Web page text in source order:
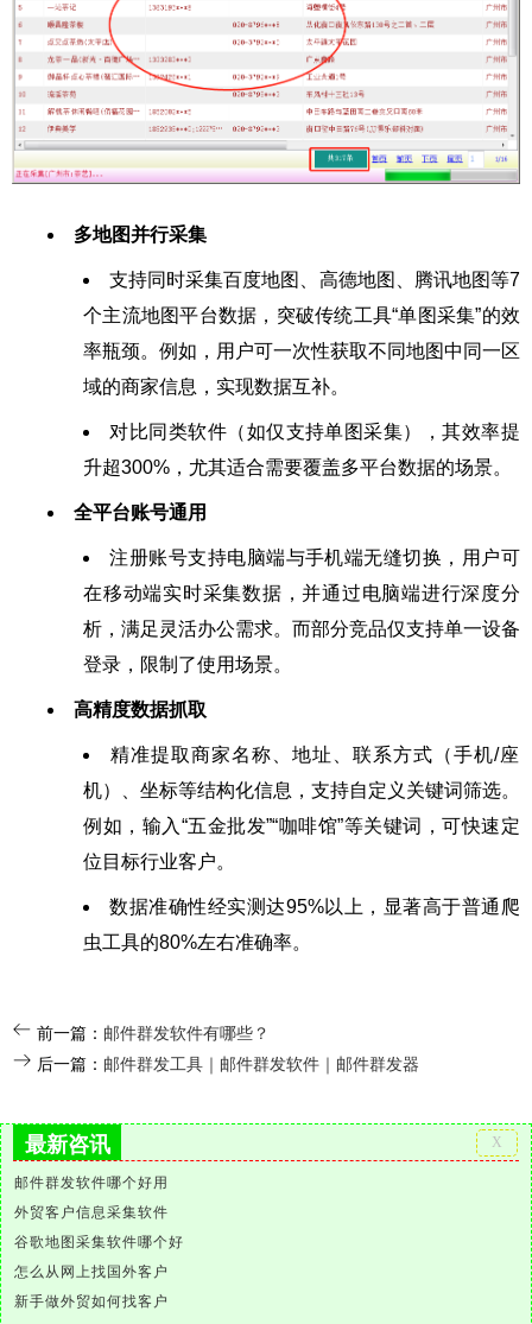
多地图并行采集
支持同时采集百度地图、高德地图、腾讯地图等7
个主流地图平台数据，突破传统工具“单图采集”的效
率瓶颈。例如，用户可一次性获取不同地图中同一区
域的商家信息，实现数据互补。
对比同类软件（如仅支持单图采集），其效率提
升超300%，尤其适合需要覆盖多平台数据的场景。
全平台账号通用
注册账号支持电脑端与手机端无缝切换，用户可
在移动端实时采集数据，并通过电脑端进行深度分
析，满足灵活办公需求。而部分竞品仅支持单一设备
登录，限制了使用场景。
高精度数据抓取
精准提取商家名称、地址、联系方式（手机/座
机）、坐标等结构化信息，支持自定义关键词筛选。
例如，输入“五金批发”“咖啡馆”等关键词，可快速定
位目标行业客户。
数据准确性经实测达95%以上，显著高于普通爬
虫工具的80%左右准确率。
前一篇： 邮件群发软件有哪些？
后一篇： 邮件群发工具｜邮件群发软件｜邮件群发器
最新咨讯
邮件群发软件哪个好用
外贸客户信息采集软件
谷歌地图采集软件哪个好
怎么从网上找国外客户
新手做外贸如何找客户